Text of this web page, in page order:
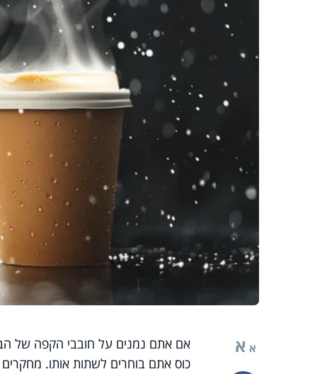
א א
אם אתם נמנים על חובבי הקפה של
כוס אתם בוחרים לשתות אותו.